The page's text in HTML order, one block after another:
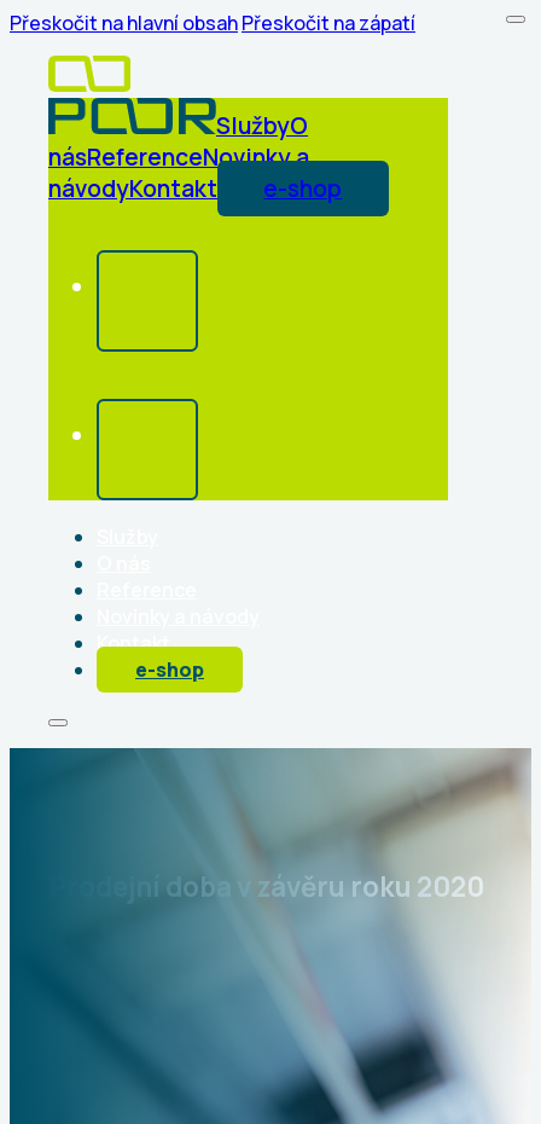
Přeskočit na hlavní obsahPřeskočit na zápatí
SlužbyO
násReferenceNovinky a
návodyKontakt e-shop
Kontakt
e-shop
Prodejní doba v závěru roku 2020